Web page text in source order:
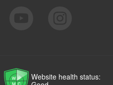
Website health status: